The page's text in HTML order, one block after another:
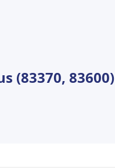
(83370, 83600)